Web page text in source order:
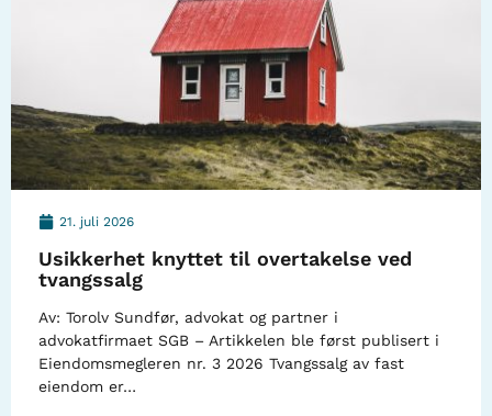
21. juli 2026
Usikkerhet knyttet til overtakelse ved
tvangssalg
Av: Torolv Sundfør, advokat og partner i
advokatfirmaet SGB – Artikkelen ble først publisert i
Eiendomsmegleren nr. 3 2026 Tvangssalg av fast
eiendom er…